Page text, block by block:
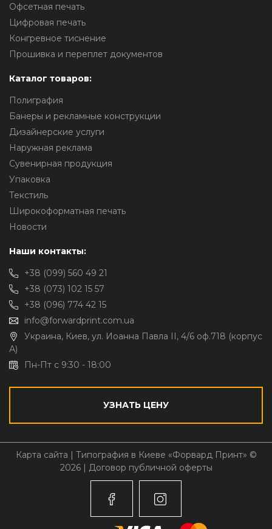
Офсетная печать
Цифровая печать
Конгревное тиснение
Прошивка и переплет документов
Каталог товаров:
Полиграфия
Банеры и рекламные конструкции
Дизайнерские услуги
Наружная реклама
Сувенирная продукция
Упаковка
Текстиль
Широкоформатная печать
Новости
Наши контакты:
+38 (099) 560 49 21
+38 (073) 102 15 57
+38 (096) 774 42 15
info@forwardprint.com.ua
Украина, Киев, ул. Иоанна Павла II, 4/6 оф.718 (корпус
А)
Пн-Пт с 9:30 - 18:00
УЗНАТЬ ЦЕНУ
Карта сайта | Типография в Киеве «Форвард Принт» ©
2026 | Договор публичной оферты